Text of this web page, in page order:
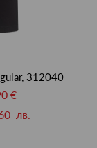
312040
€
лв.